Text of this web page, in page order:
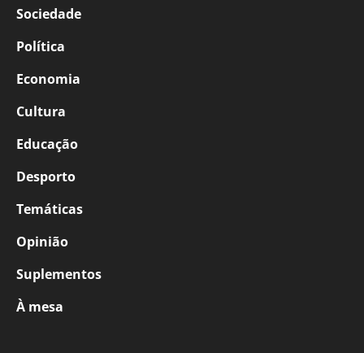
Sociedade
Política
Economia
Cultura
Educação
Desporto
Temáticas
Opinião
Suplementos
À mesa